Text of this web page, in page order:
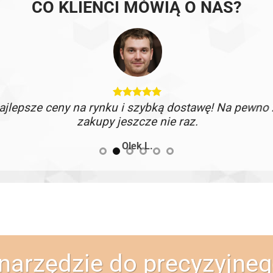
CO KLIENCI MÓWIĄ O NAS?
ceny na rynku i szybką dostawę! Na pewno
zakupy jeszcze nie raz.
Olek L.
do